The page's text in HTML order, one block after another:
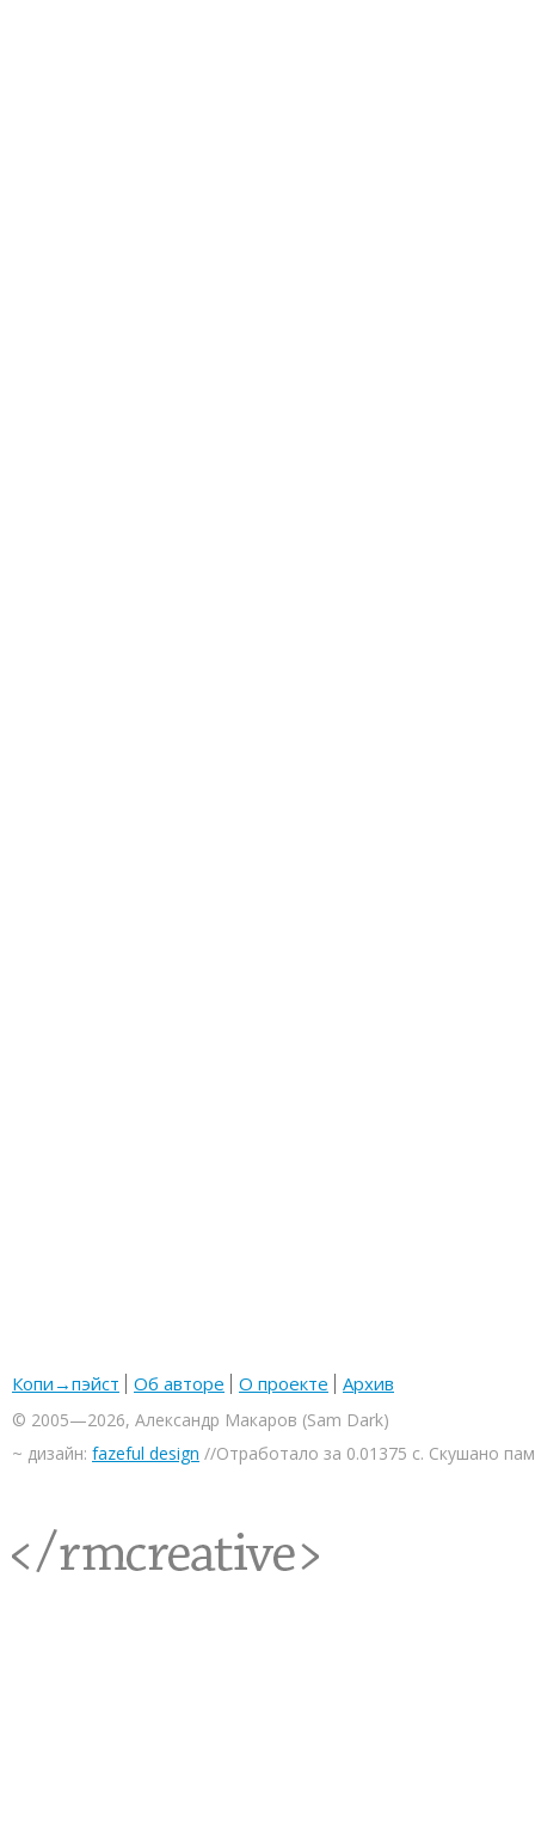
Копи→пэйст Об авторе О проекте Архив
© 2005—2026, Александр Макаров (Sam Dark)
~ дизайн: fazeful design //Отработало за 0.01375 с. Скушано
<rmcreative/>